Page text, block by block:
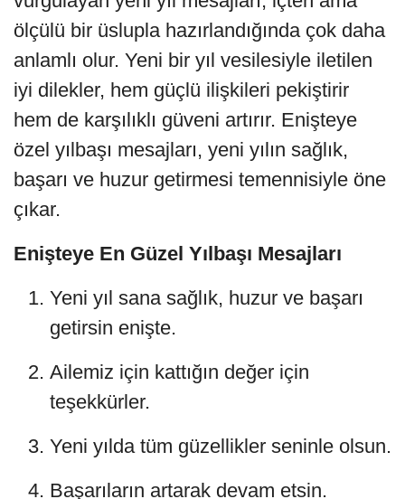
ölçülü bir üslupla hazırlandığında çok daha
anlamlı olur. Yeni bir yıl vesilesiyle iletilen
iyi dilekler, hem güçlü ilişkileri pekiştirir
hem de karşılıklı güveni artırır. Enişteye
özel yılbaşı mesajları, yeni yılın sağlık,
başarı ve huzur getirmesi temennisiyle öne
çıkar.
Enişteye En Güzel Yılbaşı Mesajları
Yeni yıl sana sağlık, huzur ve başarı
getirsin enişte.
Ailemiz için kattığın değer için
teşekkürler.
Yeni yılda tüm güzellikler seninle olsun.
Başarıların artarak devam etsin.